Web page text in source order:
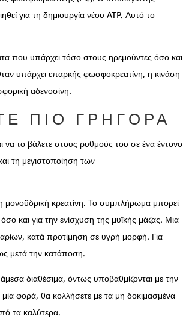
για τη δημιουργία νέου ATP. Αυτό το
που υπάρχει τόσο στους ηρεμούντες όσο και
υπάρχει επαρκής φωσφοκρεατίνη, η κινάση
αδενοσίνη.
ΠΙΟ ΓΡΉΓΟΡΑ
το βάλετε στους ρυθμούς του σε ένα έντονο
τη μεγιστοποίηση των
κρεατίνη. Το συμπλήρωμα μπορεί
και για την ενίσχυση της μυϊκής μάζας. Μια
κατά προτίμηση σε υγρή μορφή. Για
μετά την κατάποση.
διαθέσιμα, όντως υποβαθμίζονται με την
φορά, θα κολλήσετε με τα μη δοκιμασμένα
τα καλύτερα.